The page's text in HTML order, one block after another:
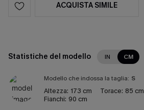
ACQUISTA SIMILE
Statistiche del modello IN CM
Modello che indossa la taglia: S
Altezza: 173 cm Torace: 85 cm
Fianchi: 90 cm